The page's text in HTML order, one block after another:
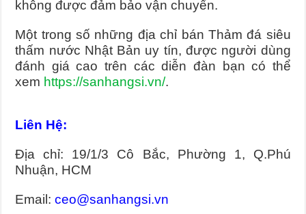
không được đảm bảo vận chuyển.
Một trong số những địa chỉ bán Thảm đá siêu
thấm nước Nhật Bản uy tín, được người dùng
đánh giá cao trên các diễn đàn bạn có thể
xem https://sanhangsi.vn/.
Liên Hệ:
Địa chỉ: 19/1/3 Cô Bắc, Phường 1, Q.Phú
Nhuận, HCM
Email:ceo@sanhangsi.vn